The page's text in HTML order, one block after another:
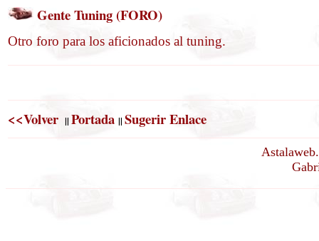
Gente Tuning (FORO)
Otro foro para los aficionados al tuning.
<<Volver || Portada || Sugerir Enlace